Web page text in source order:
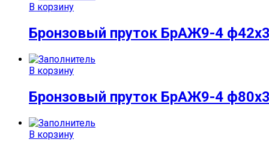
В корзину
Бронзовый пруток БрАЖ9-4
В корзину
Бронзовый пруток БрАЖ9-4
В корзину